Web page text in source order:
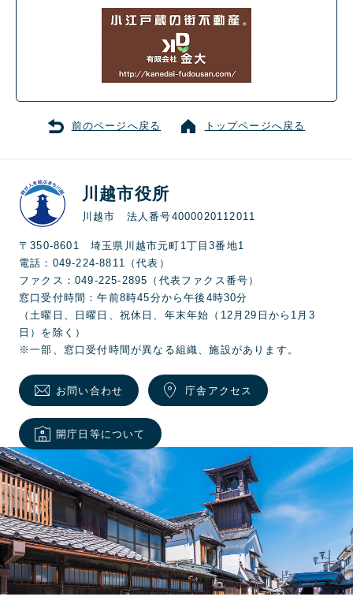
前のページへ戻る トップページへ戻る
川越市役所
川越市 法人番号4000020112011
〒350-8601 埼玉県川越市元町1丁目3番地1
電話：049-224-8811（代表）
ファクス：049-225-2895（代表ファクス番号）
窓口受付時間：午前8時45分から午後4時30分
（土曜日、日曜日、祝休日、年末年始（12月29日から1月3
日）を除く）
※一部、窓口受付時間が異なる組織、施設があります。
お問い合わせ 庁舎アクセス
開庁日等について